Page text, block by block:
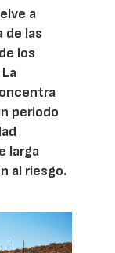
a
de las
los
periodo
larga
al riesgo.